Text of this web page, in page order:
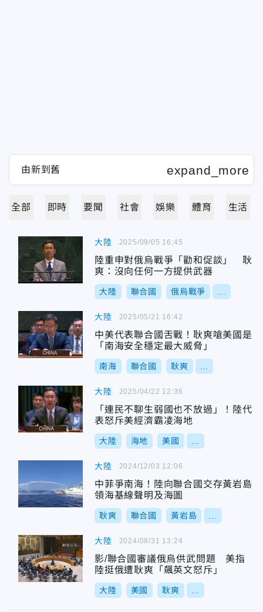
全部 即時 要聞 社會 娛樂 體育 生活
大陸
陸重申對俄烏戰爭「勸和促談」 耿
爽：沒向任何一方提供武器
大陸 聯合國 俄烏戰爭
2025/09/05 16:45
大陸
中美代表聯合國舌戰！耿爽嗆美國是
「南海安全穩定最大威脅」
南海 聯合國 耿爽
2025/05/21 16:42
大陸
「連民不聊生弱國也不放過」！陸代
表怒斥美經濟霸凌海地
大陸 海地 美國
2025/04/22 12:36
大陸
中菲爭南海！陸向聯合國交存黃岩島
領海基線聲明及海圖
耿爽 聯合國 黃岩島
2024/12/03 12:06
大陸
影/聯合國審議俄烏供武問題 美指
陸挺俄遭耿爽「飆英文怒斥」
大陸 美國 耿爽
2024/08/31 13:24